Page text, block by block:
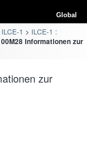
Global
1
ILCE-1 :
Informationen zur
zur